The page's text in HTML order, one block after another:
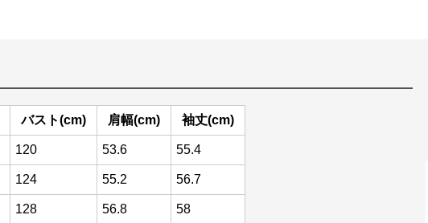
バスト(cm) 肩幅(cm) 袖丈(cm)
120 53.6 55.4
124 55.2 56.7
128 56.8 58